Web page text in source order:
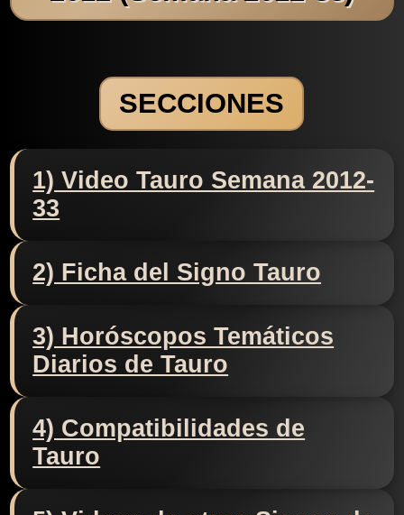
SECCIONES
1) Video Tauro Semana 2012-
33
2) Ficha del Signo Tauro
3) Horóscopos Temáticos
Diarios de Tauro
4) Compatibilidades de
Tauro